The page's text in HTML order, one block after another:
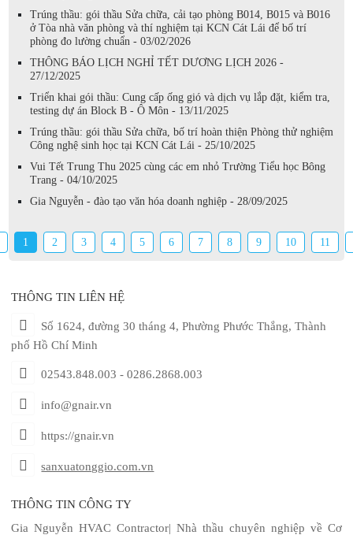
Trúng thầu: gói thầu Sửa chữa, cải tạo phòng B014, B015 và B016
ở Tòa nhà văn phòng và thí nghiệm tại KCN Cát Lái để bố trí
phòng đo lường chuẩn - 03/02/2026
THÔNG BÁO LỊCH NGHỈ TẾT DƯƠNG LỊCH 2026 -
27/12/2025
Triển khai gói thầu: Cung cấp ống gió và dịch vụ lắp đặt, kiểm tra,
testing dự án Block B - Ô Môn - 13/11/2025
Trúng thầu: gói thầu Sửa chữa, bố trí hoàn thiện Phòng thử nghiệm
Công nghệ sinh học tại KCN Cát Lái - 25/10/2025
Vui Tết Trung Thu 2025 cùng các em nhỏ Trường Tiểu học Bông
Trang - 04/10/2025
Gia Nguyễn - đào tạo văn hóa doanh nghiệp - 28/09/2025
1 2 3 4 5 6 7 8 9 10 11
THÔNG TIN LIÊN HỆ
Số 1624, đường 30 tháng 4, Phường Phước Thắng, Thành
phố Hồ Chí Minh
02543.848.003 - 0286.2868.003
info@gnair.vn
https://gnair.vn
sanxuatonggio.com.vn
THÔNG TIN CÔNG TY
Gia Nguyễn HVAC Contractor| Nhà thầu chuyên nghiệp về Cơ